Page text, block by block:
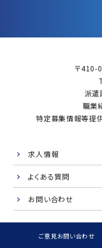
〒410-
派遣
職業
特定募集情報等提
求人情報
よくある質問
お問い合わせ
ご意見お問い合わせ